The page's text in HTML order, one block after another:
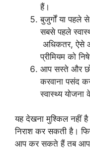
हैं।
बुजुर्गों या पहले
सबसे पहले
अधिकतर, ऐसे
प्रीमियम को
आप सस्ते और
करवाना पसंद
स्वास्थ्य
यह देखना मुश्किल नहीं है
निराश कर सकती है।
आप कर सकते हैं तब आप